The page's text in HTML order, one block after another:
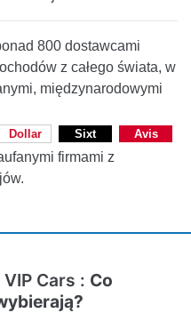
800 dostawcami
z całego świata, w
międzynarodowymi
Dollar Sixt Avis
firmami z
Cars : Co